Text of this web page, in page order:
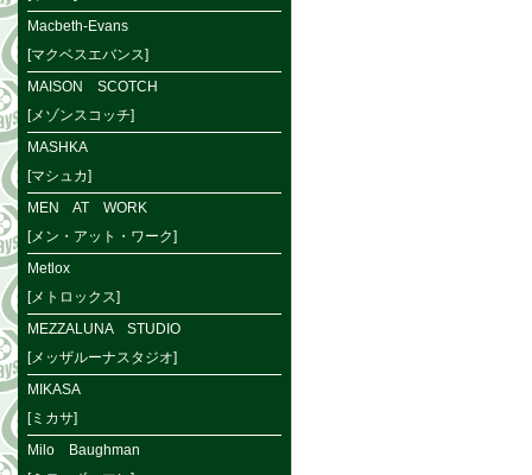
Macbeth-Evans
[マクベスエバンス]
MAISON SCOTCH
[メゾンスコッチ]
MASHKA
[マシュカ]
MEN AT WORK
[メン・アット・ワーク]
Metlox
[メトロックス]
MEZZALUNA STUDIO
[メッザルーナスタジオ]
MIKASA
[ミカサ]
Milo Baughman